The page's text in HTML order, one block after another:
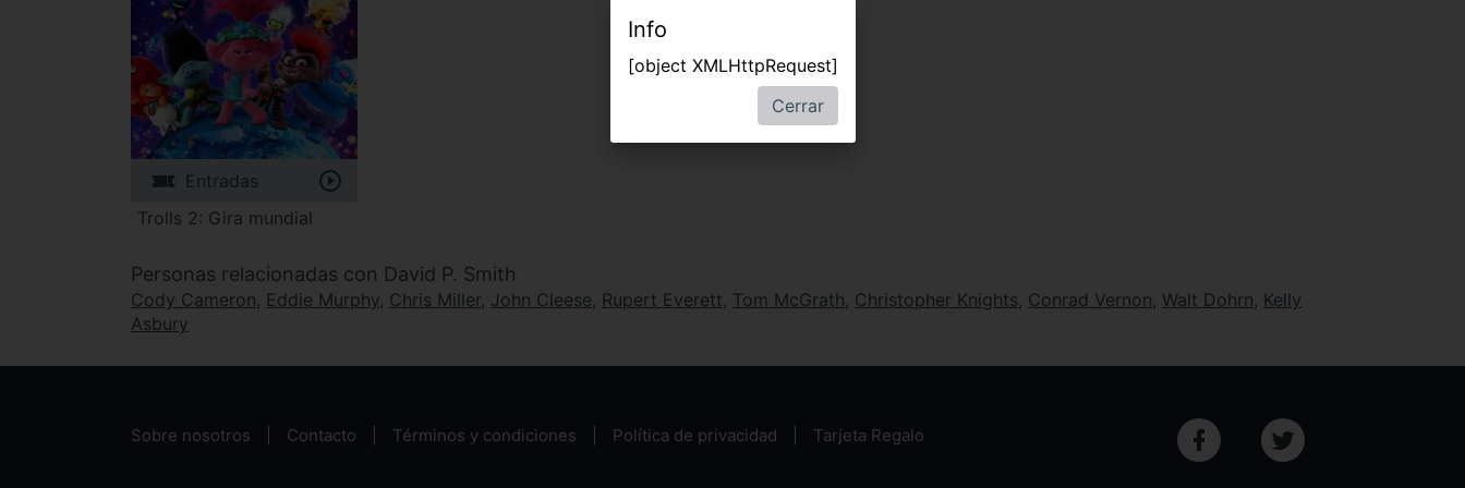
Entradas
Trolls 2: Gira mundial
Personas relacionadas con David P. Smith
Cody Cameron, Eddie Murphy, Chris Miller, John Cleese, Rupert Everett, Tom McGrath, Christopher Knights, Conrad Vernon, Walt Dohrn, Kelly
Asbury
Sobre nosotros Contacto Términos y condiciones Política de privacidad Tarjeta Regalo
Info
[object XMLHttpRequest]
Cerrar